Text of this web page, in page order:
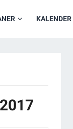
KALENDER